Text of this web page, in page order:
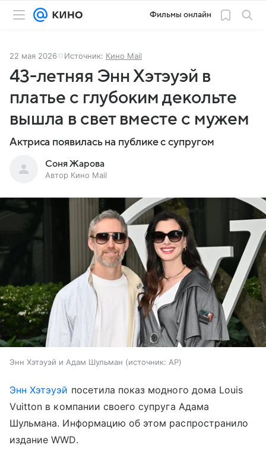
Фильмы онлайн
22 мая 2026 Источник: Кино Mail
43-летняя Энн Хэтэуэй в
платье с глубоким декольте
вышла в свет вместе с мужем
Актриса появилась на публике с супругом
Соня Жарова
Автор Кино Mail
Энн Хэтэуэй и Адам Шульман источник: AP
Энн Хэтэуэй посетила показ модного дома Louis
Vuitton в компании своего супруга Адама
Шульмана. Информацию об этом распространило
издание WWD.